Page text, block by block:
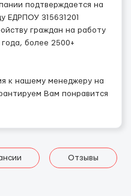
подтверждается на
ЕДРПОУ 315631201
граждан на работу
более 2500+
к нашему менеджеру на
Вам понравится
Отзывы